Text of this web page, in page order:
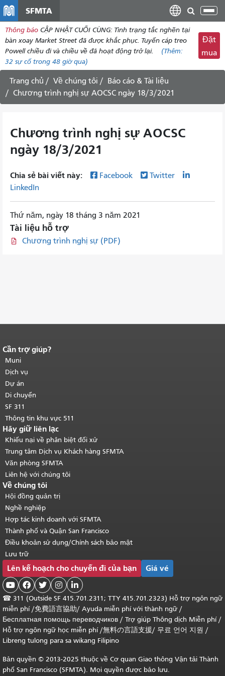
dung
SFMTA
Thông báo CẬP NHẬT CUỐI CÙNG: Tình trạng tắc nghẽn tại
bàn xoay Market Street đã được khắc phục. Tuyến cáp treo
Powell chiều đi và chiều về đã hoạt động trở lại.
(Thêm:
32 sự cố trong 48 giờ qua)
Đặt
mua
Trang chủ Về chúng tôi
Báo cáo & Tài liệu
Chương trình nghị sự AOCSC ngày 18/3/2021
Chương trình nghị sự AOCSC
ngày 18/3/2021
Chia sẻ bài viết này: Facebook
Twitter
LinkedIn
Thứ năm, ngày 18 tháng 3 năm 2021
Tài liệu hỗ trợ
Chương trình nghị sự (PDF)
Kết thúc nội dung trang.
của trang này được lặp lại trên mọi
trang.Quay lại đầu trang nội dung
chính.
Cần trợ giúp?
Muni
Dịch vụ
Dự án
Di chuyển
SF 311
Thông tin khu vực 511
Hãy giữ liên lạc
Khiếu nại về phân biệt đối xử
Trung tâm Dịch vụ Khách hàng SFMTA
Văn phòng SFMTA
Liên hệ với chúng tôi
Về chúng tôi
Hội đồng quản trị
Nghề nghiệp
Hợp tác kinh doanh với SFMTA
Thành phố và Quận San Francisco
Điều khoản sử dụng/Chính sách bảo mật
Lưu trữ
Lên kế hoạch cho chuyến đi của bạn Giá vé
    
☎ 311 (Outside SF 415.701.2311; TTY 415.701.2323) Hỗ trợ ngôn ngữ
miễn phí /免費語言協助/ Ayuda miễn phí với thành ngữ /
Бесплатная помощь переводчиков / Trợ giúp Thông dịch Miễn phí/
Hỗ trợ ngôn ngữ học miễn phí/無料の言語支援/ 무료 언어 지원 /
Libreng tulong para sa wikang Filipino
Bản quyền © 2013-2025 thuộc về Cơ quan Giao thông Vận tải Thành
phố San Francisco (SFMTA). Mọi quyền được bảo lưu.